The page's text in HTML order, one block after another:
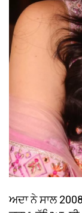
ਅਦਾ ਨੇ ਸਾਲ